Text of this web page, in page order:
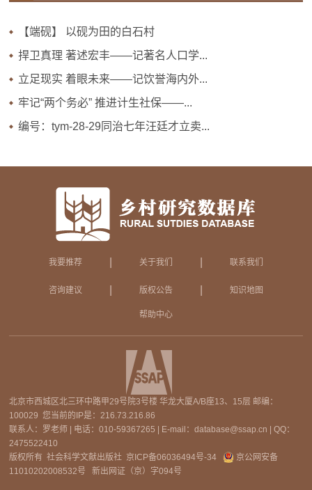
【端砚】 以砚为田的白石村
捍卫真理 著述宏丰——记著名人口学...
立足现实 着眼未来——记饮誉海内外...
牢记“两个务必” 推进计生社保——...
编号：tym-28-29同治七年汪廷才立卖...
我要推荐 关于我们 联系我们
咨询建议 版权公告 知识地图
帮助中心
北京市西城区北三环中路甲29号院3号楼 华龙大厦A/B座13、15层 邮编：
100029 您当前的IP是： 216.73.216.86
联系人：罗老师 | 电话：010-59367265 | E-mail：database@ssap.cn | QQ：
2475522410
版权所有 社会科学文献出版社 京ICP备06036494号-34
京公网安备
11010202008532号
新出网证（京）字094号